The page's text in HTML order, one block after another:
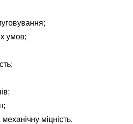
умов;
міцність.